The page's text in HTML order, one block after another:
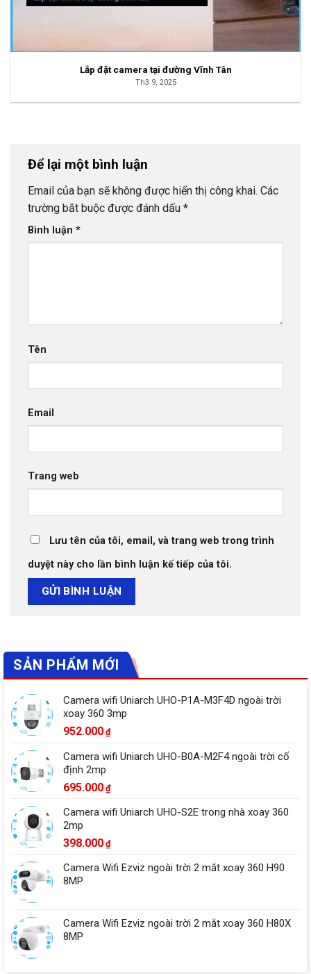
Lắp đặt camera tại đường Vĩnh Tân
Th3 9, 2025
Để lại một bình luận
Email của bạn sẽ không được hiển thị công khai. Các
trường bắt buộc được đánh dấu *
Bình luận *
Tên
Email
Trang web
Lưu tên của tôi, email, và trang web trong trình
duyệt này cho lần bình luận kế tiếp của tôi.
SẢN PHẨM MỚI
Camera wifi Uniarch UHO-P1A-M3F4D ngoài trời
xoay 360 3mp
952.000 ₫
Camera wifi Uniarch UHO-B0A-M2F4 ngoài trời cố
định 2mp
695.000 ₫
Camera wifi Uniarch UHO-S2E trong nhà xoay 360
2mp
398.000 ₫
Camera Wifi Ezviz ngoài trời 2 mắt xoay 360 H90
8MP
Camera Wifi Ezviz ngoài trời 2 mắt xoay 360 H80X
8MP